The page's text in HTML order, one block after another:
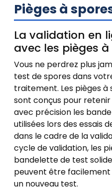
Pièges à
La validation en
avec les pièges
Vous ne perdrez plus
test de spores dans
traitement. Les pièges à
sont conçus pour
avec précision les
utilisées lors des essais
dans le cadre de la
cycle de validation, les
bandelette de test
peuvent être
un nouveau test.